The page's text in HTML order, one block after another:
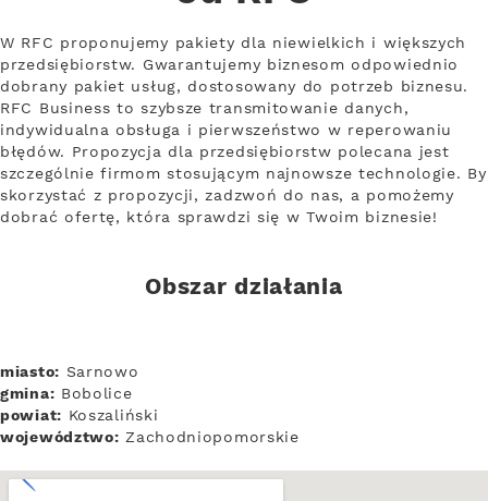
W RFC proponujemy pakiety dla niewielkich i większych
przedsiębiorstw. Gwarantujemy biznesom odpowiednio
dobrany pakiet usług, dostosowany do potrzeb biznesu.
RFC Business to szybsze transmitowanie danych,
indywidualna obsługa i pierwszeństwo w reperowaniu
błędów. Propozycja dla przedsiębiorstw polecana jest
szczególnie firmom stosującym najnowsze technologie. By
skorzystać z propozycji, zadzwoń do nas, a pomożemy
dobrać ofertę, która sprawdzi się w Twoim biznesie!
Obszar działania
miasto: Sarnowo
gmina: Bobolice
powiat: Koszaliński
województwo: Zachodniopomorskie